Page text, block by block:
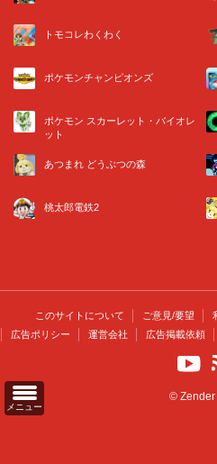
メニュー
トモコレわくわく
ポケモンチャンピオンズ
ポケモン スカーレット・バイオレ
ット
あつまれ どうぶつの森
桃太郎電鉄2
このサイトについて ご意見/要望
広告ポリシー
運営会社 広告掲載依頼
© Zender